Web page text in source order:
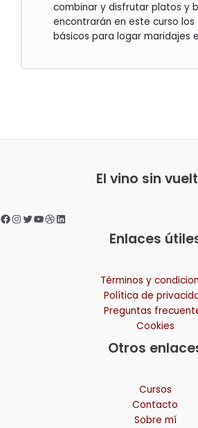
combinar y disfrutar platos y
encontrarán en este curso
básicos para logar maridajes
El vino sin
Enlaces
Términos y
Política de
Preguntas
Cookies
Otros
Cursos
Contacto
Sobre mí